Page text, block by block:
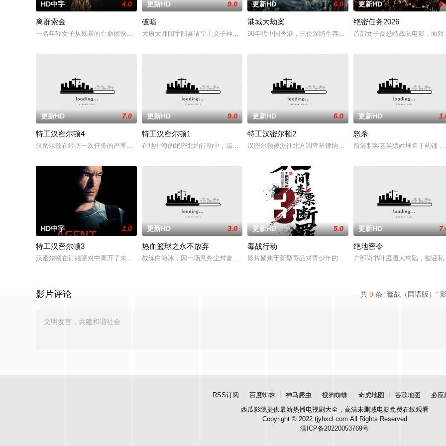
HD中字 4.0
离群索金
一名年轻女子从残暴的亡命团伙手中劫走了一批黄金，一路逃到边境荒原深处的偏远哨站暂避。歹徒很快循着踪迹追来，迅速控制了这座孤立无
更新HD 9.0
破暗
大康太师闻宇阳宴请皇上义子神策府神威将军冷啸天，席间告知他一个消息，刚刚继任北疆镇海王的薛世
更新HD 6.0
港城大劫案
90年代中国香港，三位深陷生存绝境的底层小人物，因一场劫案命
更新HD
绝密任务2026
首部女子反恐特战队电影，面
更新HD 7.0
特工汉密尔顿4
汉密尔顿在经历一次任务的严重后果后，陷入了自我毁灭的状态。然而，他被说服去执行他最擅长的任务——前往波兰找回一个掌握重要信息的
更新HD 9.0
特工汉密尔顿1
在地中海的绝密北约行动中，瑞典攻击潜水员遇害。汉密尔顿，受害者的老友，前往法国土伦军事基地展
更新HD 6.0
特工汉密尔顿2
汉密尔顿被派往北方调查基律纳太空项目的间谍行为，同时发现有人
更新HD
怒杀
前清刺客老吴隐姓埋名于药铺
HD中字 1.0
特工汉密尔顿3
汉密尔顿在订婚派对中离开了未婚妻，但他内心仍然渴望过正常生活。一名科学家被绑架，重要信息面临泄露风险。汉密尔顿决定返回未婚妻身
更新HD 3.0
热血篮球之永不放弃
教练白海冰，因一场意外尘封篮球梦。为完成病危师兄的嘱托，他接手一支被嘲为“无胜利队”的业余球队。
更新HD 5.0
毒战行动
影片聚焦于新型毒品对青少年的危害，对社会秩序的破坏为主题，旨
更新HD
绝地密令
户部尚书叶庭遭人构陷，被诬
共 0 条 “毒战（国语版）”
影片评论
RSS订阅 百度蜘蛛 神马爬虫 搜狗蜘蛛 奇虎地图 谷歌地图
必应
西瓜影院提供最新热播电视剧大全，高清未删减电影免费在线观看
Copyright © 2022 tjyhxcl.com All Rights Reserved
滇ICP备20220053769号